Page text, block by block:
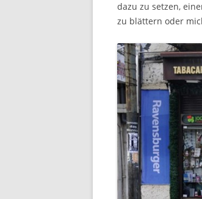
dazu zu setzen,
zu blättern oder